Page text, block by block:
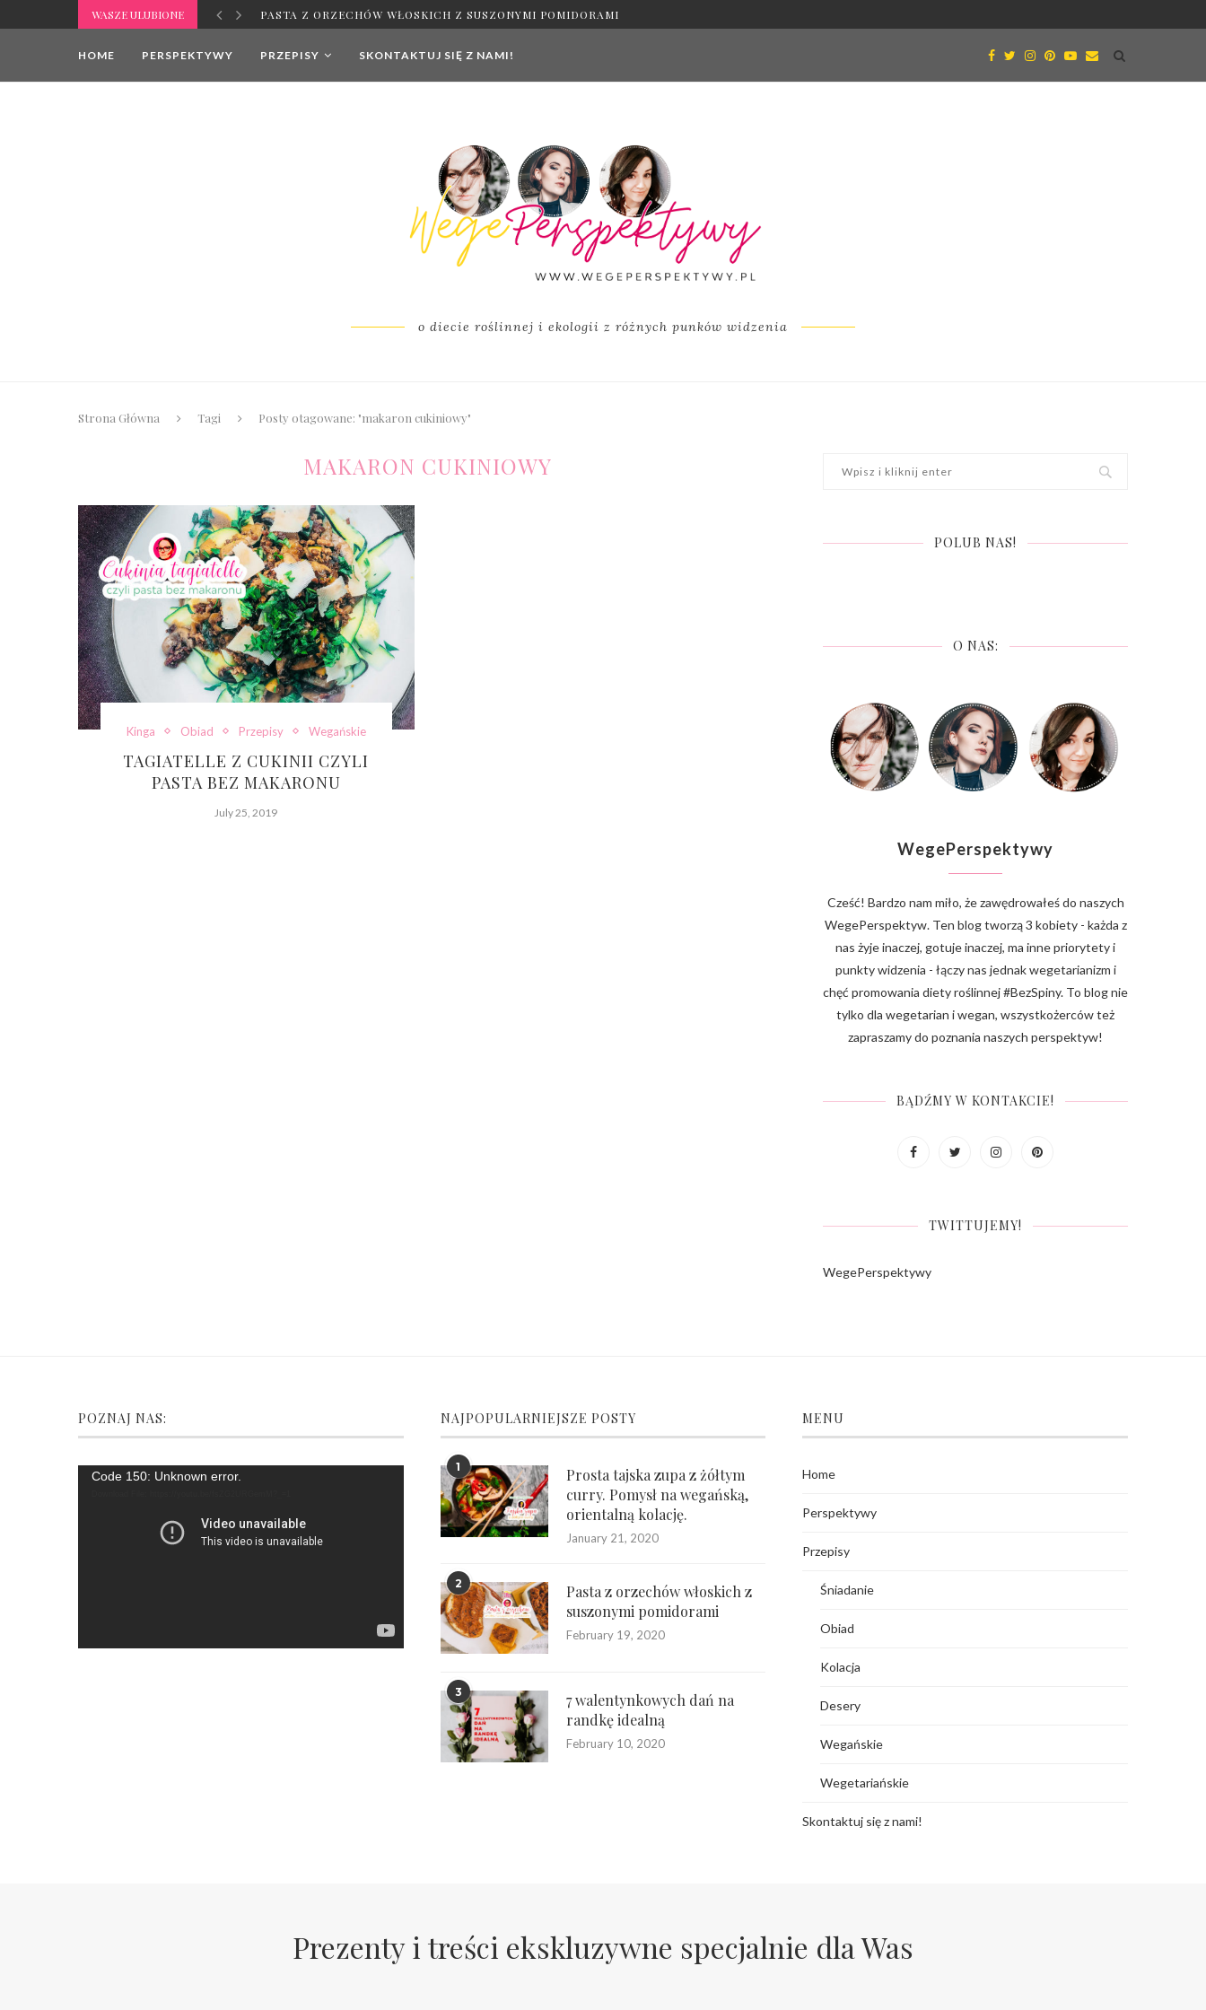
WASZE ULUBIONE PASTA Z ORZECHÓW WŁOSKICH Z SUSZONYMI POMIDORAMI
HOME PERSPEKTYWY PRZEPISY SKONTAKTUJ SIĘ Z NAMI!
o diecie roślinnej i ekologii z różnych punków widzenia
Strona Główna Tagi Posty otagowane: "makaron cukiniowy"
MAKARON CUKINIOWY
Kinga Obiad Przepisy Wegańskie
TAGIATELLE Z CUKINII CZYLI
PASTA BEZ MAKARONU
July 25, 2019
POLUB NAS!
O NAS:
WegePerspektywy
Cześć! Bardzo nam miło, że zawędrowałeś do naszych
WegePerspektyw. Ten blog tworzą 3 kobiety - każda z
nas żyje inaczej, gotuje inaczej, ma inne priorytety i
punkty widzenia - łączy nas jednak wegetarianizm i
chęć promowania diety roślinnej #BezSpiny. To blog nie
tylko dla wegetarian i wegan, wszystkożerców też
zapraszamy do poznania naszych perspektyw!
BĄDŹMY W KONTAKCIE!
TWITTUJEMY!
WegePerspektywy
POZNAJ NAS:
Video
Code 150: Unknown error.
NAJPOPULARNIEJSZE POSTY
1
Prosta tajska zupa z żółtym
curry. Pomysł na wegańską,
orientalną kolację.
January 21, 2020
2
Pasta z orzechów włoskich z
suszonymi pomidorami
February 19, 2020
3
7 walentynkowych dań na
randkę idealną
February 10, 2020
MENU
Home
Perspektywy
Przepisy
Śniadanie
Obiad
Kolacja
Desery
Wegańskie
Wegetariańskie
Skontaktuj się z nami!
Prezenty i treści ekskluzywne specjalnie dla Was